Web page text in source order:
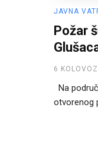
JAVNA
Požar
6
Na
otvorenog